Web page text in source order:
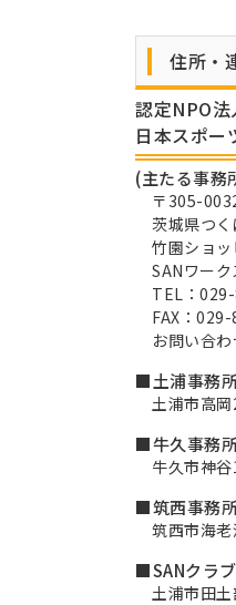
住所・
認定NPO法
日本スポー
(主たる事務
〒305-
茨城県つ
竹園ショ
SANワーク
TEL：
FAX：
お問い合
■土浦事務
土浦市高
■牛久事務
牛久市神
■筑西事務
筑西市海
■SANクラ
土浦市田